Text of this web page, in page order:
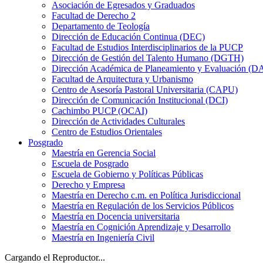
Asociación de Egresados y Graduados
Facultad de Derecho 2
Departamento de Teología
Dirección de Educación Continua (DEC)
Facultad de Estudios Interdisciplinarios de la PUCP
Dirección de Gestión del Talento Humano (DGTH)
Dirección Académica de Planeamiento y Evaluación
Facultad de Arquitectura y Urbanismo
Centro de Asesoría Pastoral Universitaria (CAPU)
Dirección de Comunicación Institucional (DCI)
Cachimbo PUCP (OCAI)
Dirección de Actividades Culturales
Centro de Estudios Orientales
Posgrado
Maestría en Gerencia Social
Escuela de Posgrado
Escuela de Gobierno y Políticas Públicas
Derecho y Empresa
Maestría en Derecho c.m. en Política Jurisdiccional
Maestría en Regulación de los Servicios Públicos
Maestría en Docencia universitaria
Maestría en Cognición Aprendizaje y Desarrollo
Maestría en Ingeniería Civil
Cargando el Reproductor...